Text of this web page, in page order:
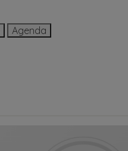
Agenda